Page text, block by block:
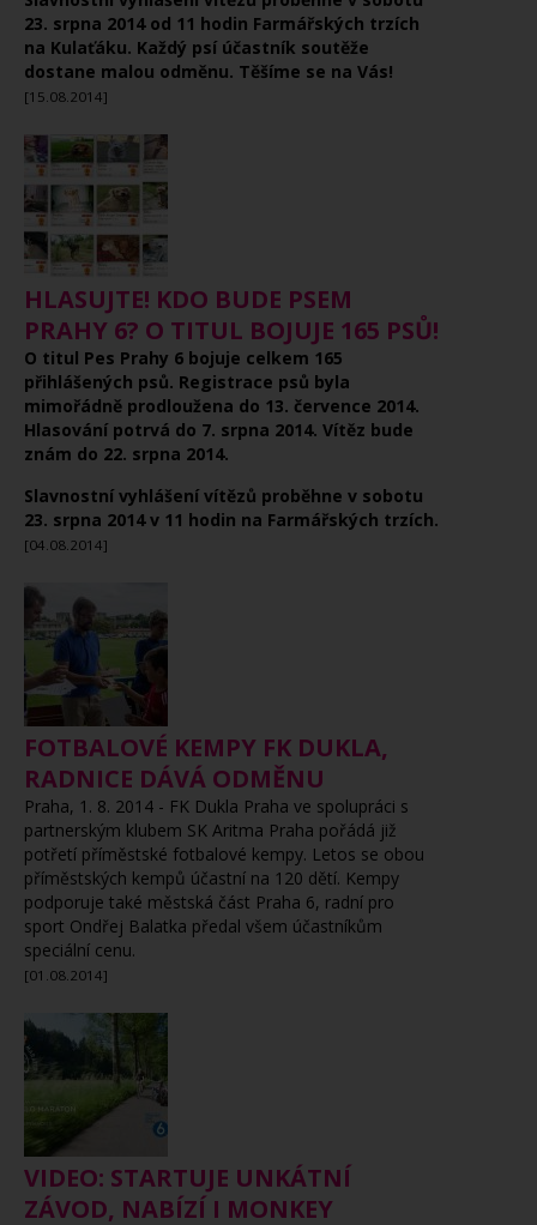
23. srpna 2014 od 11 hodin Farmářských trzích
na Kulaťáku. Každý psí účastník soutěže
dostane malou odměnu. Těšíme se na Vás!
[15.08.2014]
HLASUJTE! KDO BUDE PSEM
PRAHY 6? O TITUL BOJUJE 165 PSŮ!
O titul Pes Prahy 6 bojuje celkem 165
přihlášených psů. Registrace psů byla
mimořádně prodloužena do 13. července 2014.
Hlasování potrvá do 7. srpna 2014. Vítěz bude
znám do 22. srpna 2014.
Slavnostní vyhlášení vítězů proběhne v sobotu
23. srpna 2014 v 11 hodin na Farmářských trzích.
[04.08.2014]
FOTBALOVÉ KEMPY FK DUKLA,
RADNICE DÁVÁ ODMĚNU
Praha, 1. 8. 2014 - FK Dukla Praha ve spolupráci s
partnerským klubem SK Aritma Praha pořádá již
potřetí příměstské fotbalové kempy. Letos se obou
příměstských kempů účastní na 120 dětí. Kempy
podporuje také městská část Praha 6, radní pro
sport Ondřej Balatka předal všem účastníkům
speciální cenu.
[01.08.2014]
VIDEO: STARTUJE UNKÁTNÍ
ZÁVOD, NABÍZÍ I MONKEY